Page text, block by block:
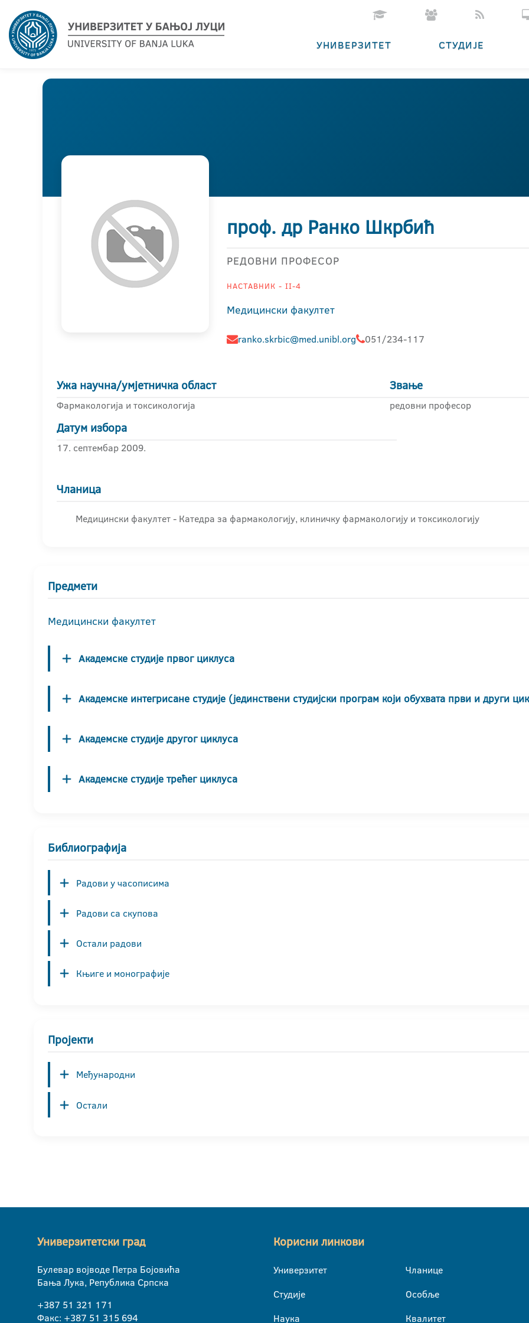
УНИВЕРЗИТЕТ СТУДИЈЕ
проф. др Ранко Шкрбић
РЕДОВНИ ПРОФЕСОР
НАСТАВНИК - II-4
Медицински факултет
ranko.skrbic@med.unibl.org 051/234-117
Ужа научна/умјетничка област
Фармакологија и токсикологија
Звање
редовни професор
Датум избора
17. септембар 2009.
Чланица
Медицински факултет - Катедра за фармакологију, клиничку фармакологију и токсикологију
Предмети
Медицински факултет
Академске студије првог циклуса
Академске интегрисане студије (јединствени студијски програм који обухвата први и други
Академске студије другог циклуса
Академске студије трећег циклуса
Библиографија
Радови у часописима
Радови са скупова
Остали радови
Књиге и монографије
Пројекти
Међународни
Остали
Универзитетски град
Булевар војводе Петра Бојовића
Бања Лука, Република Српска
+387 51 321 171
Факс: +387 51 315 694
Корисни линкови
Универзитет
Студије
Наука
Чланице
Особље
Квалитет